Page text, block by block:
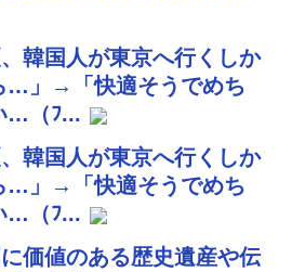
韓国人が東京へ行くしか
…」→「快適そうでめち
…（ﾌ...
韓国人が東京へ行くしか
…」→「快適そうでめち
…（ﾌ...
価値のある歴史遺産や伝